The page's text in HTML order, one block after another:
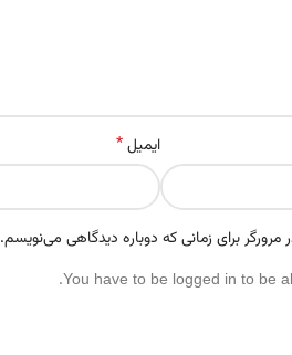
ایمیل*
برای زمانی که دوباره دیدگاهی می‌نویسم.
You have to be logged in to be